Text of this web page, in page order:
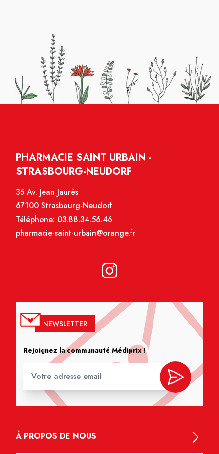
PHARMACIE SAINT URBAIN -
STRASBOURG-NEUDORF
35 Av. Jean Jaurès
67100 Strasbourg-Neudorf
Téléphone: 03.88.34.56.46
pharmacie-saint-urbain@orange.fr
NEWSLETTER
Rejoignez la communauté Médiprix !
À PROPOS DE NOUS